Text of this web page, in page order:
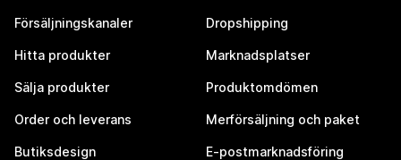
Försäljningskanaler
Hitta produkter
Sälja produkter
Order och leverans
Butiksdesign
Dropshipping
Marknadsplatser
Produktomdömen
Merförsäljning och paket
E-postmarknadsföring